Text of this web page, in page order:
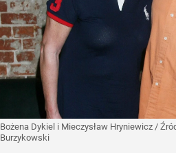
Bożena Dykiel i Mieczysław Hryniewicz /
Burzykowski